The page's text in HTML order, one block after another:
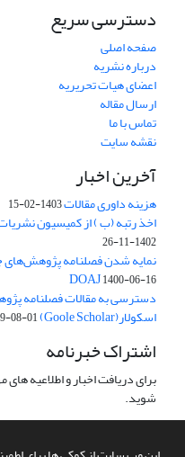
دسترسی سریع
صفحه اصلی
درباره نشریه
اعضای هیات تحریریه
ارسال مقاله
تماس با ما
نقشه سایت
آخرین اخبار
هزینه داوری مقالات1403-02-15
اخذ رتبه (ب ) از کمیسیون
1402-11-26
نمایه شدن فصلنامه پژوهش‌های
DOAJ1400-06-16
دسترسی به مقالات فصلنامه
اسکولار(Goole Scholar) 08-01
اشتراک خبرنامه
برای دریافت اخبار و اطلاعیه
شوید.